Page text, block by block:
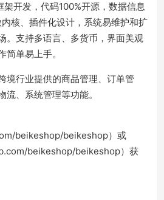
开发，代码100%开源，数据信息
核、插件化设计，系统易维护和扩
。支持多语言、多货币，界面美观
简单易上手。
境行业提供的商品管理、订单管
、系统管理等功能。
beikeshop/beikeshop）或
beikeshop/beikeshop）获